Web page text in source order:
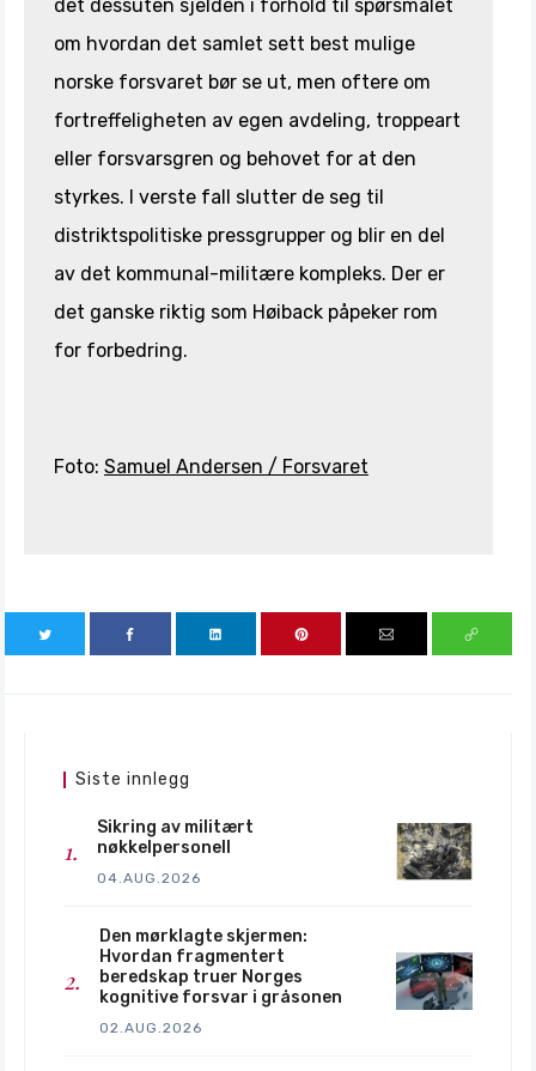
det dessuten sjelden i forhold til spørsmålet
om hvordan det samlet sett best mulige
norske forsvaret bør se ut, men oftere om
fortreffeligheten av egen avdeling, troppeart
eller forsvarsgren og behovet for at den
styrkes. I verste fall slutter de seg til
distriktspolitiske pressgrupper og blir en del
av det kommunal-militære kompleks. Der er
det ganske riktig som Høiback påpeker rom
for forbedring.
Foto: Samuel Andersen / Forsvaret
Siste innlegg
Sikring av militært
nøkkelpersonell
04.AUG.2026
Den mørklagte skjermen:
Hvordan fragmentert
beredskap truer Norges
kognitive forsvar i gråsonen
02.AUG.2026